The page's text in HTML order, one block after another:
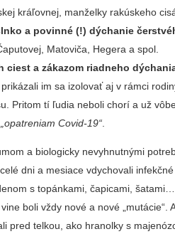
kráľovnej, manželky rakúskeho
a povinné (!) dýchanie
Matoviča, Hegera a spol.
ciest a zákazom riadneho
im sa izolovať aj v rámci
Pritom tí ľudia neboli chorí a už
„opatreniam Covid-19“
a biologicky nevyhnutnými
dni a mesiace vdychovali infekčné
s topánkami, čapicami, šatami…
boli vždy nové a nové „mutácie“.
pred telkou, ako hranolky s